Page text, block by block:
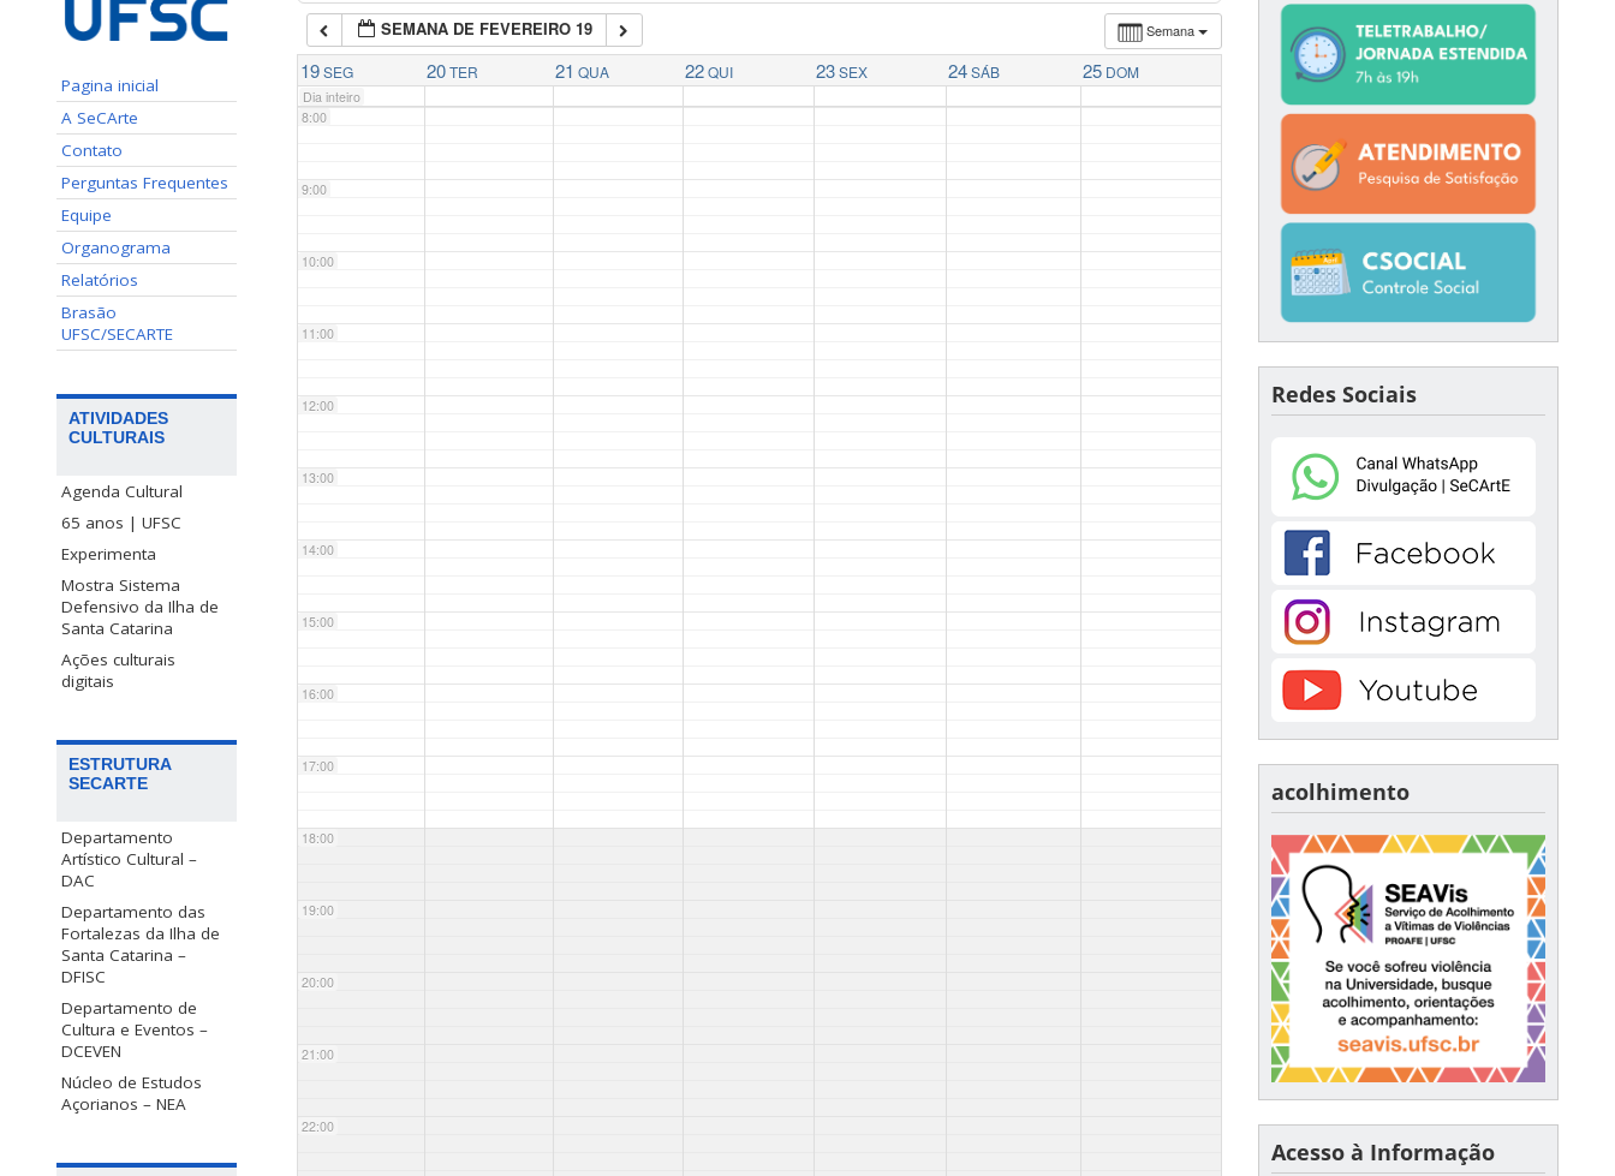
Pagina inicial
A SeCArte
Contato
Perguntas Frequentes
Equipe
Organograma
Relatórios
Brasão
UFSC/SECARTE
ATIVIDADES
CULTURAIS
Agenda Cultural
65 anos | UFSC
Experimenta
Mostra Sistema
Defensivo da Ilha de
Santa Catarina
Ações culturais
digitais
ESTRUTURA
SECARTE
Departamento
Artístico Cultural –
DAC
Departamento das
Fortalezas da Ilha de
Santa Catarina –
DFISC
Departamento de
Cultura e Eventos –
DCEVEN
Núcleo de Estudos
Açorianos – NEA
Semana
SEMANA DE FEVEREIRO 19
19 SEG 20 TER 21 QUA 22 QUI 23 SEX 24 SÁB 25 DOM
Dia inteiro
7:00
8:00
9:00
10:00
11:00
12:00
13:00
14:00
15:00
16:00
17:00
18:00
19:00
20:00
21:00
22:00
Redes Sociais
acolhimento
Acesso à Informação